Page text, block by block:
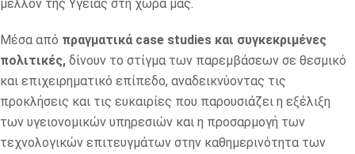
μέλλον της Υγείας στη χώρα μας.
Μέσα από πραγματικά case studies και συγκεκριμένες
πολιτικές, δίνουν το στίγμα των παρεμβάσεων σε θεσμικό
και επιχειρηματικό επίπεδο, αναδεικνύοντας τις
προκλήσεις και τις ευκαιρίες που παρουσιάζει η εξέλιξη
των υγειονομικών υπηρεσιών και η προσαρμογή των
τεχνολογικών επιτευγμάτων στην καθημερινότητα των